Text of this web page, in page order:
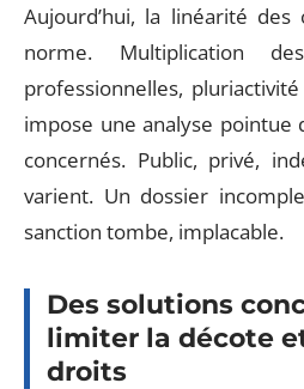
Aujourd’hui, la linéarité des
norme. Multiplication
professionnelles,
impose une analyse pointue
concernés. Public, privé,
varient. Un dossier
sanction tombe, implacable.
Des solutions
limiter la décote
droits